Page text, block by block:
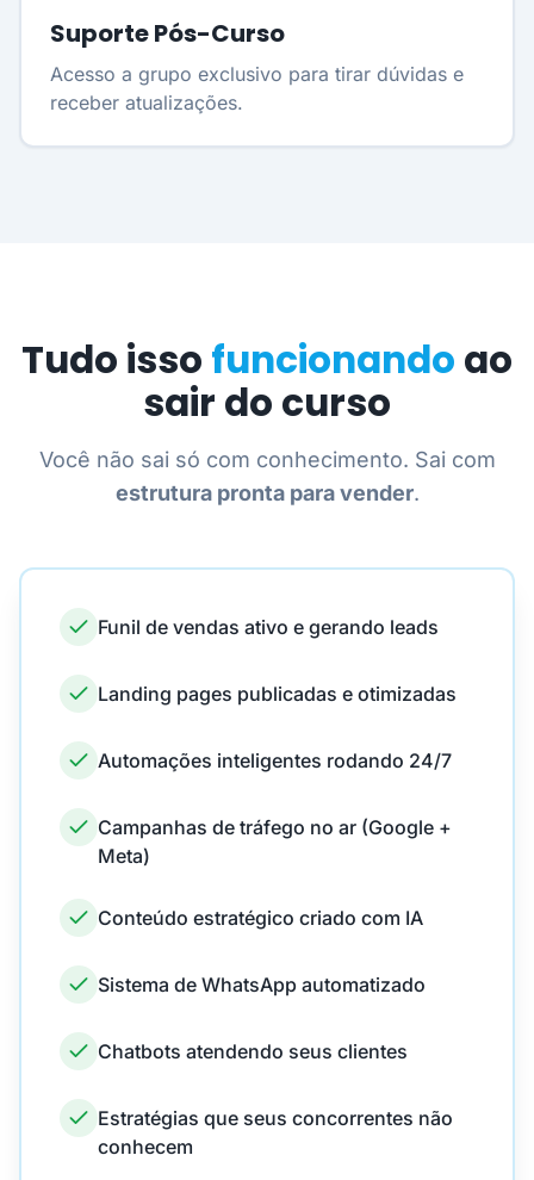
Suporte Pós-Curso
Acesso a grupo exclusivo para tirar dúvidas e
receber atualizações.
Tudo isso funcionando ao
sair do curso
Você não sai só com conhecimento. Sai com
estrutura pronta para vender.
Funil de vendas ativo e gerando leads
Landing pages publicadas e otimizadas
Automações inteligentes rodando 24/7
Campanhas de tráfego no ar (Google +
Meta)
Conteúdo estratégico criado com IA
Sistema de WhatsApp automatizado
Chatbots atendendo seus clientes
Estratégias que seus concorrentes não
conhecem